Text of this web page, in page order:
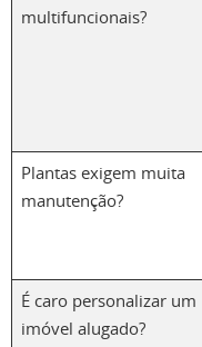
multifuncionais?
Plantas exigem muita
manutenção?
É caro personalizar um
imóvel alugado?